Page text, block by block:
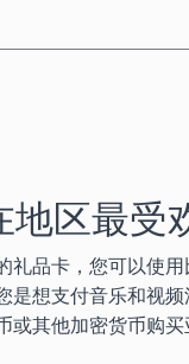
地区最受
礼品卡，您可以使
是想支付音乐和视
或其他加密货币购